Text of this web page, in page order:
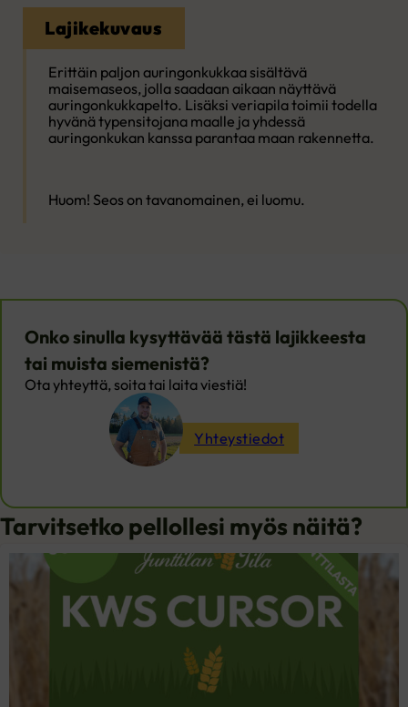
Lajikekuvaus
Erittäin paljon auringonkukkaa sisältävä
maisemaseos, jolla saadaan aikaan näyttävä
auringonkukkapelto. Lisäksi veriapila toimii todella
hyvänä typensitojana maalle ja yhdessä
auringonkukan kanssa parantaa maan rakennetta.
Huom! Seos on tavanomainen, ei luomu.
Onko sinulla kysyttävää tästä lajikkeesta
tai muista siemenistä?
Ota yhteyttä, soita tai laita viestiä!
Yhteystiedot
Tarvitsetko pellollesi myös näitä?